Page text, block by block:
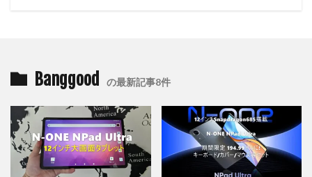
Banggood の最新記事8件